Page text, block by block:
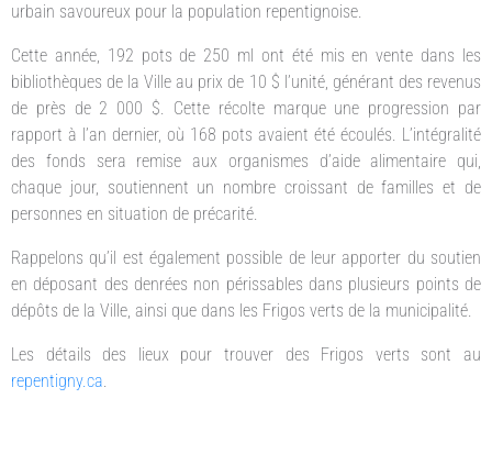
urbain savoureux pour la population repentignoise.
Cette année, 192 pots de 250 ml ont été mis en vente dans les
bibliothèques de la Ville au prix de 10 $ l’unité, générant des revenus
de près de 2 000 $. Cette récolte marque une progression par
rapport à l’an dernier, où 168 pots avaient été écoulés. L’intégralité
des fonds sera remise aux organismes d’aide alimentaire qui,
chaque jour, soutiennent un nombre croissant de familles et de
personnes en situation de précarité.
Rappelons qu’il est également possible de leur apporter du soutien
en déposant des denrées non périssables dans plusieurs points de
dépôts de la Ville, ainsi que dans les Frigos verts de la municipalité.
Les détails des lieux pour trouver des Frigos verts sont au
repentigny.ca.